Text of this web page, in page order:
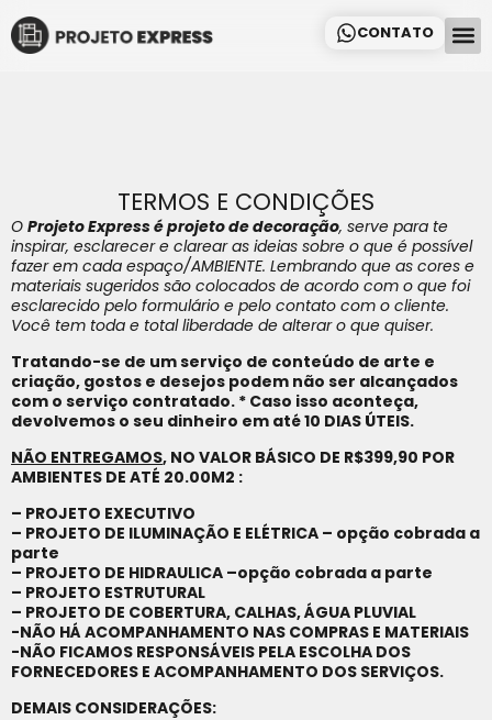
CONTATO
TERMOS E CONDIÇÕES
O Projeto Express é projeto de decoração, serve para te
inspirar, esclarecer e clarear as ideias sobre o que é possível
fazer em cada espaço/AMBIENTE. Lembrando que as cores e
materiais sugeridos são colocados de acordo com o que foi
esclarecido pelo formulário e pelo contato com o cliente.
Você tem toda e total liberdade de alterar o que quiser.
Tratando-se de um serviço de conteúdo de arte e
criação, gostos e desejos podem não ser alcançados
com o serviço contratado. * Caso isso aconteça,
devolvemos o seu dinheiro em até 10 DIAS ÚTEIS.
NÃO ENTREGAMOS, NO VALOR BÁSICO DE R$399,90 POR
AMBIENTES DE ATÉ 20.00M2 :
– PROJETO EXECUTIVO
– PROJETO DE ILUMINAÇÃO E ELÉTRICA – opção cobrada a
parte
– PROJETO DE HIDRAULICA –opção cobrada a parte
– PROJETO ESTRUTURAL
– PROJETO DE COBERTURA, CALHAS, ÁGUA PLUVIAL
-NÃO HÁ ACOMPANHAMENTO NAS COMPRAS E MATERIAIS
-NÃO FICAMOS RESPONSÁVEIS PELA ESCOLHA DOS
FORNECEDORES E ACOMPANHAMENTO DOS SERVIÇOS.
DEMAIS CONSIDERAÇÕES: